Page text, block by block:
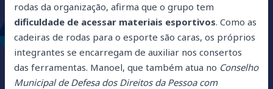
rodas da organização, afirma que o grupo tem
dificuldade de acessar materiais esportivos. Como as
cadeiras de rodas para o esporte são caras, os próprios
integrantes se encarregam de auxiliar nos consertos
das ferramentas. Manoel, que também atua no Conselho
Municipal de Defesa dos Direitos da Pessoa com